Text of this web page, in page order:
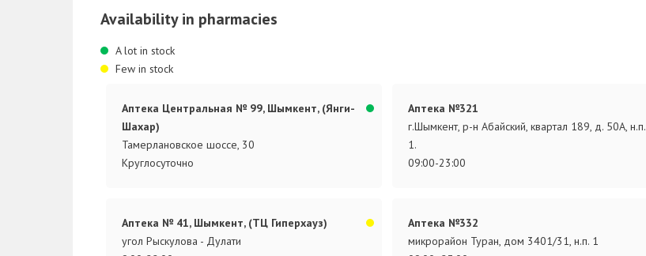
Availability in pharmacies
A lot in stock
Few in stock
Аптека Центральная № 99, Шымкент, (Янги-
Шахар)
Тамерлановское шоссе, 30
Круглосуточно
Аптека №321
г.Шымкент, р-н Абайский, квартал 189, д. 50А, н.п.
1.
09:00-23:00
Аптека № 41, Шымкент, (ТЦ Гиперхауз)
угол Рыскулова - Дулати
Аптека №332
микрорайон Туран, дом 3401/31, н.п. 1